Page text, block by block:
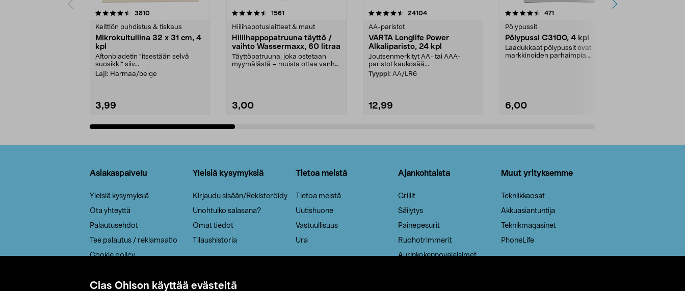
Clas Ohlson käyttää evästeitä
3810arvostelut
Keittiön puhdistus & tiskaus
Mikrokuituliina 32 x 31 cm, 4
kpl
Aftonbladetin "itsestään selvä
suosikki" siiv...
Laji: Harmaa/beige
3,99
4.5viidestä
1561
Hiilihapotuslaitteet & maut
Hiilihappopatruuna täyttö /
vaihto Wassermaxx, 60 litraa
Täyttöpatruuna, joka ostetaan
myymälästä – muista ottaa vanha
3,00
4.5viidestä
24104arvostelut
AA-paristot
VARTA Longlife Power
Alkaliparisto, 24 kpl
Joutsenmerkityt AA- tai AAA-
paristot kaukosää...
Tyyppi: AA/LR6
12,99
4.5viidestä
471
Pölypussit
Pölypussi C3100, 4 kpl
Laadukkaat pölypussit ovat
markkinoiden parhaimpia.
6,00
4.5viidestä
Asiakaspalvelu
Yleisiä kysymyksiä
Ota yhteyttä
Palautusehdot
Tee palautus / reklamaatio
Cookie policy
Saavutettavuus
Yleisiä kysymyksiä
Kirjaudu sisään/Rekisteröidy
Unohtuiko salasana?
Omat tiedot
Tilaushistoria
Tietoa meistä
Tietoa meistä
Uutishuone
Vastuullisuus
Ura
Ajankohtaista
Grillit
Säilytys
Painepesurit
Ruohotrimmerit
Aurinkokennovalaisimet
Muut yrityksemme
Tekniikkaosat
Akkuasiantuntija
Teknikmagasinet
PhoneLife